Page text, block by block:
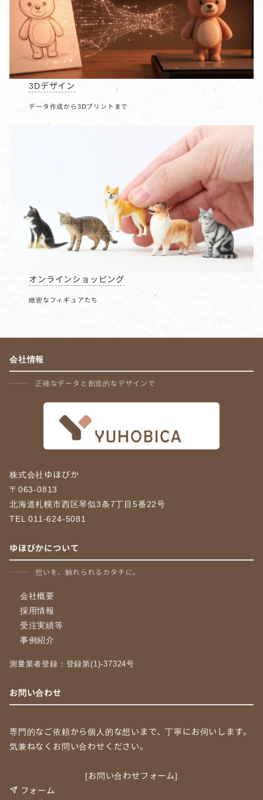
3Dデザイン
データ作成から3Dプリントまで
オンラインショッピング
緻密なフィギュアたち
会社情報
正確なデータと創造的なデザインで
株式会社ゆほびか
〒063-0813
北海道札幌市西区琴似3条7丁目5番22号
TEL 011-624-5081
ゆほびかについて
想いを、触れられるカタチに。
会社概要
採用情報
受注実績等
事例紹介
測量業者登録：登録第(1)-37324号
お問い合わせ
専門的なご依頼から個人的な想いまで、丁寧にお伺いします。
気兼ねなくお問い合わせください。
[お問い合わせフォーム]
フォーム